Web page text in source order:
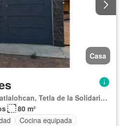
Casa
Tercera San Bartolomé Matlalohcan, Tetla de la Solidaridad
80 m²
Cocina equipada